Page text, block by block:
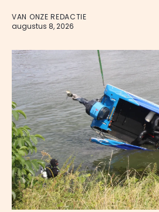
VAN ONZE REDACTIE
augustus 8, 2026